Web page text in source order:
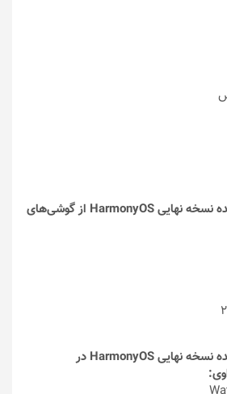
دستگاه‌های دریافت کننده نسخه نهایی HarmonyOS از گوشی‌های
دستگاه‌های دریافت کننده نسخه نهایی HarmonyOS در